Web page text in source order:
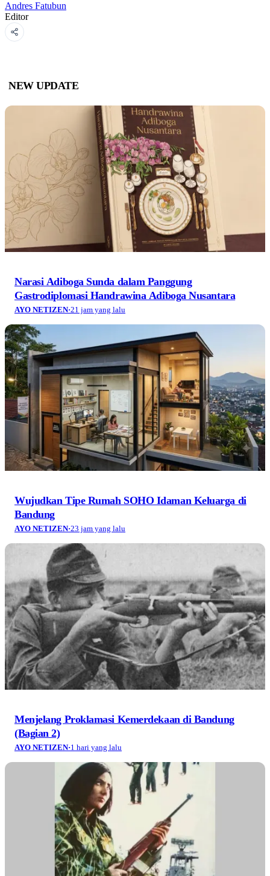
Andres Fatubun
Editor
NEW UPDATE
Narasi Adiboga Sunda dalam Panggung
Gastrodiplomasi Handrawina Adiboga Nusantara
AYO NETIZEN·21 jam yang lalu
Wujudkan Tipe Rumah SOHO Idaman Keluarga di
Bandung
AYO NETIZEN·23 jam yang lalu
Menjelang Proklamasi Kemerdekaan di Bandung
(Bagian 2)
AYO NETIZEN·1 hari yang lalu